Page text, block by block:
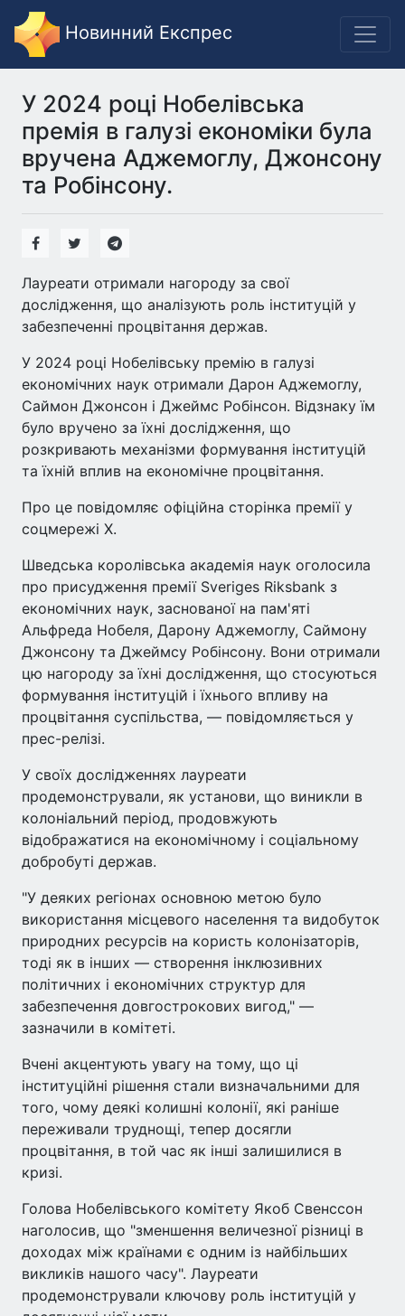
Новинний Експрес
У 2024 році Нобелівська
премія в галузі економіки була
вручена Аджемоглу, Джонсону
та Робінсону.
Лауреати отримали нагороду за свої
дослідження, що аналізують роль інституцій у
забезпеченні процвітання держав.
У 2024 році Нобелівську премію в галузі
економічних наук отримали Дарон Аджемоглу,
Саймон Джонсон і Джеймс Робінсон. Відзнаку їм
було вручено за їхні дослідження, що
розкривають механізми формування інституцій
та їхній вплив на економічне процвітання.
Про це повідомляє офіційна сторінка премії у
соцмережі Х.
Шведська королівська академія наук оголосила
про присудження премії Sveriges Riksbank з
економічних наук, заснованої на пам'яті
Альфреда Нобеля, Дарону Аджемоглу, Саймону
Джонсону та Джеймсу Робінсону. Вони отримали
цю нагороду за їхні дослідження, що стосуються
формування інституцій і їхнього впливу на
процвітання суспільства, — повідомляється у
прес-релізі.
У своїх дослідженнях лауреати
продемонстрували, як установи, що виникли в
колоніальний період, продовжують
відображатися на економічному і соціальному
добробуті держав.
"У деяких регіонах основною метою було
використання місцевого населення та видобуток
природних ресурсів на користь колонізаторів,
тоді як в інших — створення інклюзивних
політичних і економічних структур для
забезпечення довгострокових вигод," —
зазначили в комітеті.
Вчені акцентують увагу на тому, що ці
інституційні рішення стали визначальними для
того, чому деякі колишні колонії, які раніше
переживали труднощі, тепер досягли
процвітання, в той час як інші залишилися в
кризі.
Голова Нобелівського комітету Якоб Свенссон
наголосив, що "зменшення величезної різниці в
доходах між країнами є одним із найбільших
викликів нашого часу". Лауреати
продемонстрували ключову роль інституцій у